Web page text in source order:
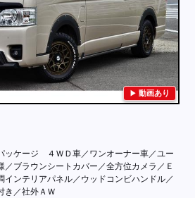
動画あり
ッケージ ４ＷＤ車／ワンオーナー車／ユー
／ブラウンシートカバー／全方位カメラ／Ｅ
インテリアパネル／ウッドコンビハンドル／
き／社外ＡＷ